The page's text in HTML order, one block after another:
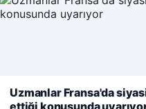
Web sitemizi nasıl
kullanıyoruz.Çerez
Uzmanlar Fransa'da
ettiği konusunda